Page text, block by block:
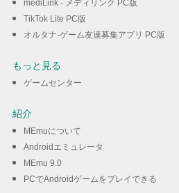
mediLink - メディリンク PC版
TikTok Lite PC版
オルタナ-ゲーム友達募集アプリ PC版
もっと見る
ゲームセンター
紹介
MEmuについて
Androidエミュレータ
MEmu 9.0
PCでAndroidゲームをプレイできる